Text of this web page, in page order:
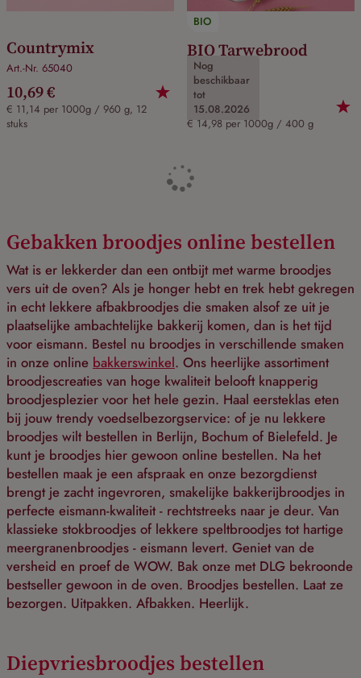
Countrymix
Art.-Nr. 65040
10,69 €
€ 11,14 per 1000g / 960 g, 12
stuks
BIO
Nog
beschikbaar
tot
15.08.2026
BIO Tarwebrood
Art.-Nr. 65092
5,99 €
€ 14,98 per 1000g / 400 g
Gebakken broodjes online bestellen
Wat is er lekkerder dan een ontbijt met warme broodjes
vers uit de oven? Als je honger hebt en trek hebt gekregen
in echt lekkere afbakbroodjes die smaken alsof ze uit je
plaatselijke ambachtelijke bakkerij komen, dan is het tijd
voor eismann. Bestel nu broodjes in verschillende smaken
in onze online bakkerswinkel. Ons heerlijke assortiment
broodjescreaties van hoge kwaliteit belooft knapperig
broodjesplezier voor het hele gezin. Haal eersteklas eten
bij jouw trendy voedselbezorgservice: of je nu lekkere
broodjes wilt bestellen in Berlijn, Bochum of Bielefeld. Je
kunt je broodjes hier gewoon online bestellen. Na het
bestellen maak je een afspraak en onze bezorgdienst
brengt je zacht ingevroren, smakelijke bakkerijbroodjes in
perfecte eismann-kwaliteit - rechtstreeks naar je deur. Van
klassieke stokbroodjes of lekkere speltbroodjes tot hartige
meergranenbroodjes - eismann levert. Geniet van de
versheid en proef de WOW. Bak onze met DLG bekroonde
bestseller gewoon in de oven. Broodjes bestellen. Laat ze
bezorgen. Uitpakken. Afbakken. Heerlijk.
Diepvriesbroodjes bestellen